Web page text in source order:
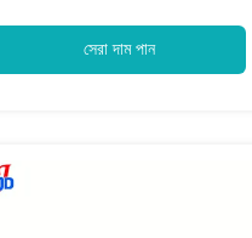
সেরা দাম পান